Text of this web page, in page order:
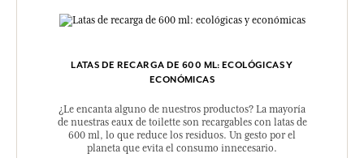
LATAS DE RECARGA DE 600 ML: ECOLÓGICAS Y
ECONÓMICAS
¿Le encanta alguno de nuestros productos? La mayoría
de nuestras eaux de toilette son recargables con latas de
600 ml, lo que reduce los residuos. Un gesto por el
planeta que evita el consumo innecesario.